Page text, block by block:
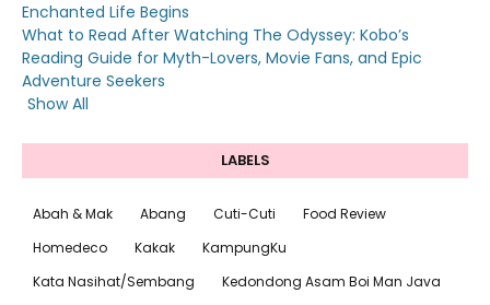
Enchanted Life Begins
What to Read After Watching The Odyssey: Kobo’s
Reading Guide for Myth-Lovers, Movie Fans, and Epic
Adventure Seekers
Show All
LABELS
Abah & Mak Abang Cuti-Cuti
Food Review
Homedeco
Kakak
KampungKu
Kata Nasihat/Sembang
Kedondong Asam Boi Man Java